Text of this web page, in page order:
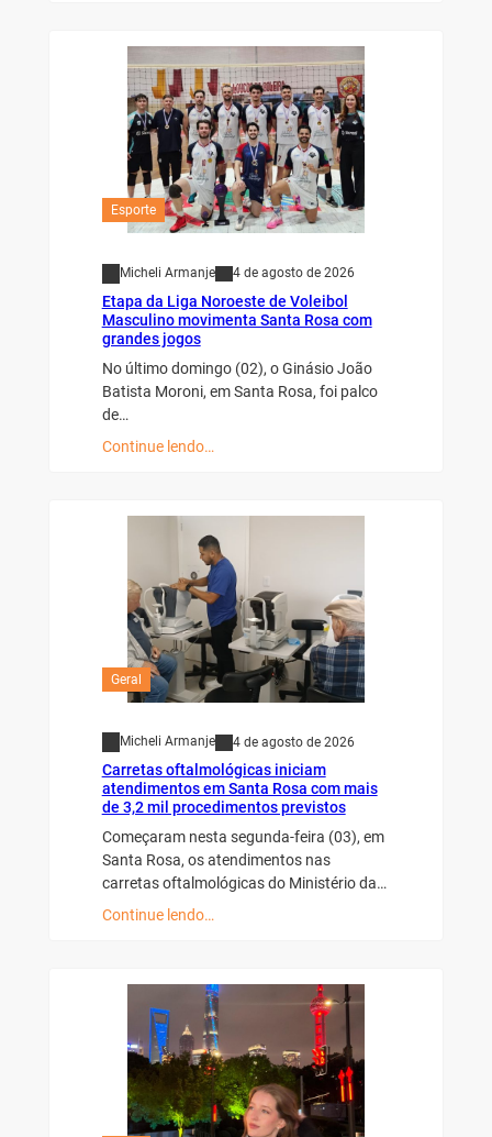
Esporte
Micheli Armanje 4 de agosto de 2026
Etapa da Liga Noroeste de Voleibol
Masculino movimenta Santa Rosa com
grandes jogos
No último domingo (02), o Ginásio João
Batista Moroni, em Santa Rosa, foi palco
de…
Continue lendo…
Geral
Micheli Armanje 4 de agosto de 2026
Carretas oftalmológicas iniciam
atendimentos em Santa Rosa com mais
de 3,2 mil procedimentos previstos
Começaram nesta segunda-feira (03), em
Santa Rosa, os atendimentos nas
carretas oftalmológicas do Ministério da…
Continue lendo…